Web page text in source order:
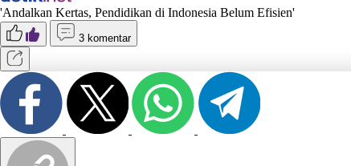
'Andalkan Kertas, Pendidikan di Indonesia Belum Efisien'
3 komentar